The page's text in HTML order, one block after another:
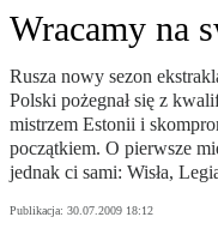
Wracamy na
Rusza nowy sezon
Polski pożegnał się z
mistrzem Estonii i
początkiem. O pierwsze
jednak ci sami: Wisła,
Publikacja: 30.07.2009 18:12